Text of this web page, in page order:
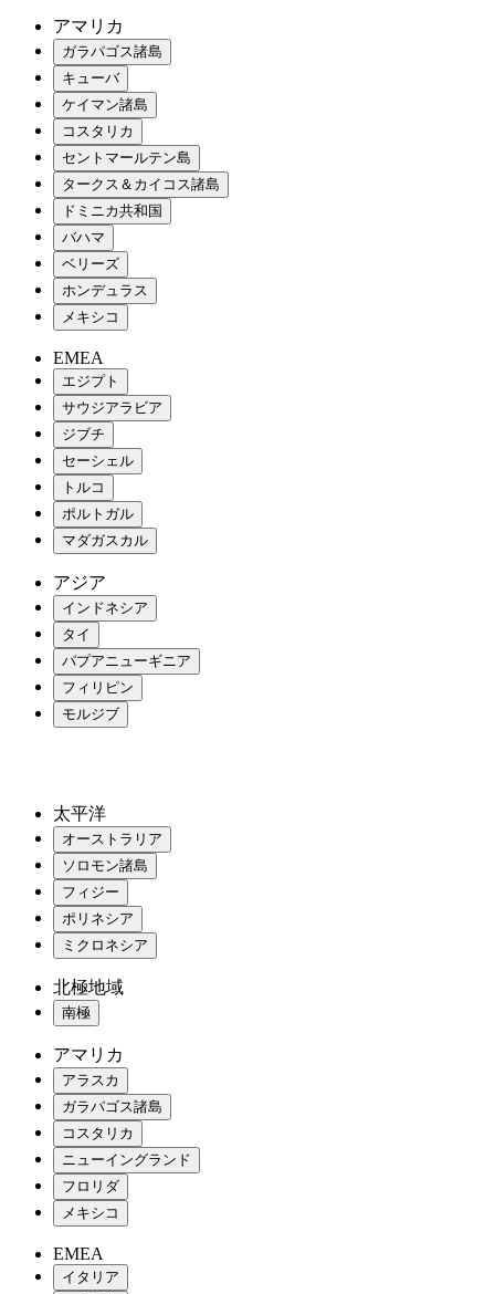
アマリカ
ガラパゴス諸島
キューバ
ケイマン諸島
コスタリカ
セントマールテン島
タークス＆カイコス諸島
ドミニカ共和国
バハマ
ベリーズ
ホンデュラス
メキシコ
EMEA
エジプト
サウジアラビア
ジブチ
セーシェル
トルコ
ポルトガル
マダガスカル
アジア
インドネシア
タイ
パプアニューギニア
フィリピン
モルジブ
太平洋
オーストラリア
ソロモン諸島
フィジー
ポリネシア
ミクロネシア
北極地域
南極
アマリカ
アラスカ
ガラパゴス諸島
コスタリカ
ニューイングランド
フロリダ
メキシコ
EMEA
イタリア